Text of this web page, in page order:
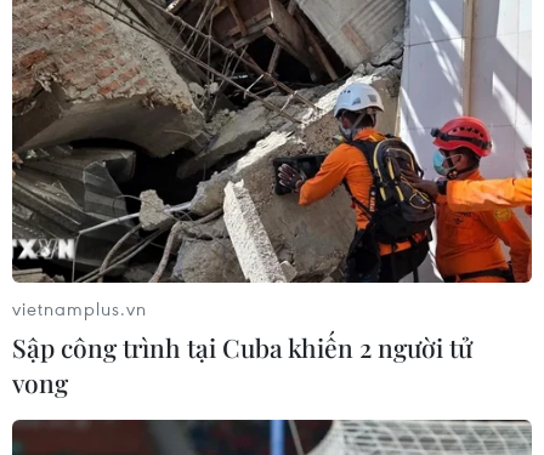
El Nino thường gây thâm hụt lượng mưa
vietnamplus.vn
Sập công trình tại Cuba khiến 2 người tử
vong